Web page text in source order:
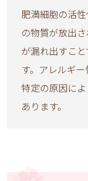
肥満細胞の活
の物質が放出
が漏れ出すこ
す。アレルギー
特定の原因に
あります。